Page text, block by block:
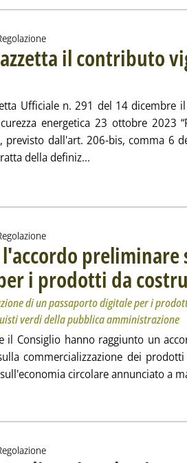
il contributo
Ufficiale n. 291 del 14 dicembre
energetica 23 ottobre 2023
dall'art. 206-bis, comma 6
della definiz...
notizia
preliminare
i prodotti da
di un passaporto digitale per i
verdi della pubblica amministrazione
il Consiglio hanno raggiunto un
commercializzazione dei
circolare annunciato a